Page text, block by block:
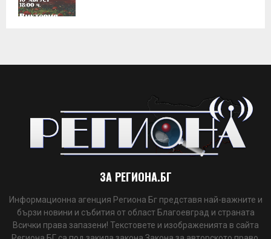
ЗА РЕГИОНА.БГ
Информационна агенция Региона Бг представя най-важните и
бързи новини и събития от област Благоевград и страната
Всички права запазени! Текстовете и изображенията в сайта